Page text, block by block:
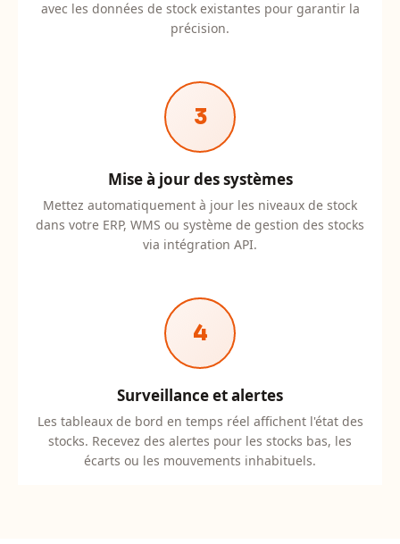
avec les données de stock existantes pour garantir la
précision.
3
Mise à jour des systèmes
Mettez automatiquement à jour les niveaux de stock
dans votre ERP, WMS ou système de gestion des stocks
via intégration API.
4
Surveillance et alertes
Les tableaux de bord en temps réel affichent l'état des
stocks. Recevez des alertes pour les stocks bas, les
écarts ou les mouvements inhabituels.